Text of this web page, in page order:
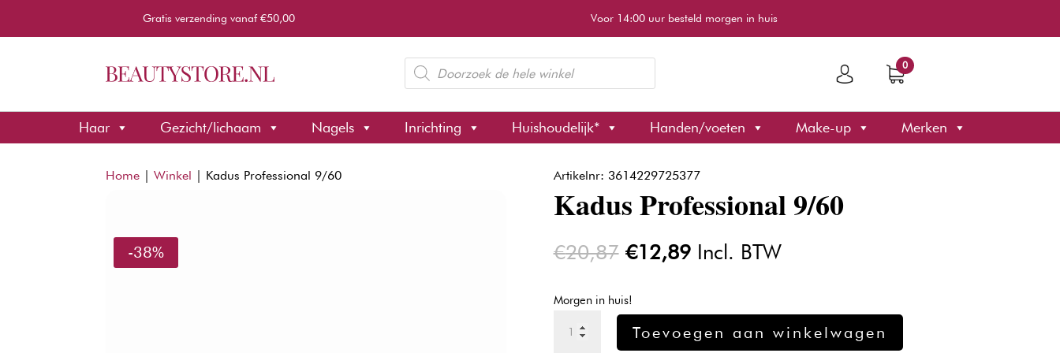
Gratis verzending vanaf €50,00 Voor 14:00 uur besteld morgen in huis
Producten
zoeken
0
Haar Gezicht/lichaam Nagels Inrichting Huishoudelijk* Handen/voeten Make-up Merken
Home |Winkel | Kadus Professional 9/60
-38%
Artikelnr: 3614229725377
Kadus Professional 9/60
€20,87 Oorspronkelijke
was:
€20,87.
€12,89Huidige
€12,89.
Incl. BTW
Morgen in huis!
Professional
Toevoegen aan winkelwagen